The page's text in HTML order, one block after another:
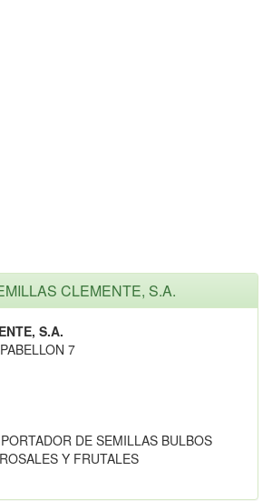
CLEMENTE, S.A.
S.A.
7
DE SEMILLAS BULBOS
Y FRUTALES